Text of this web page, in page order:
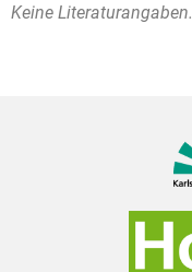
Keine Literaturangaben.